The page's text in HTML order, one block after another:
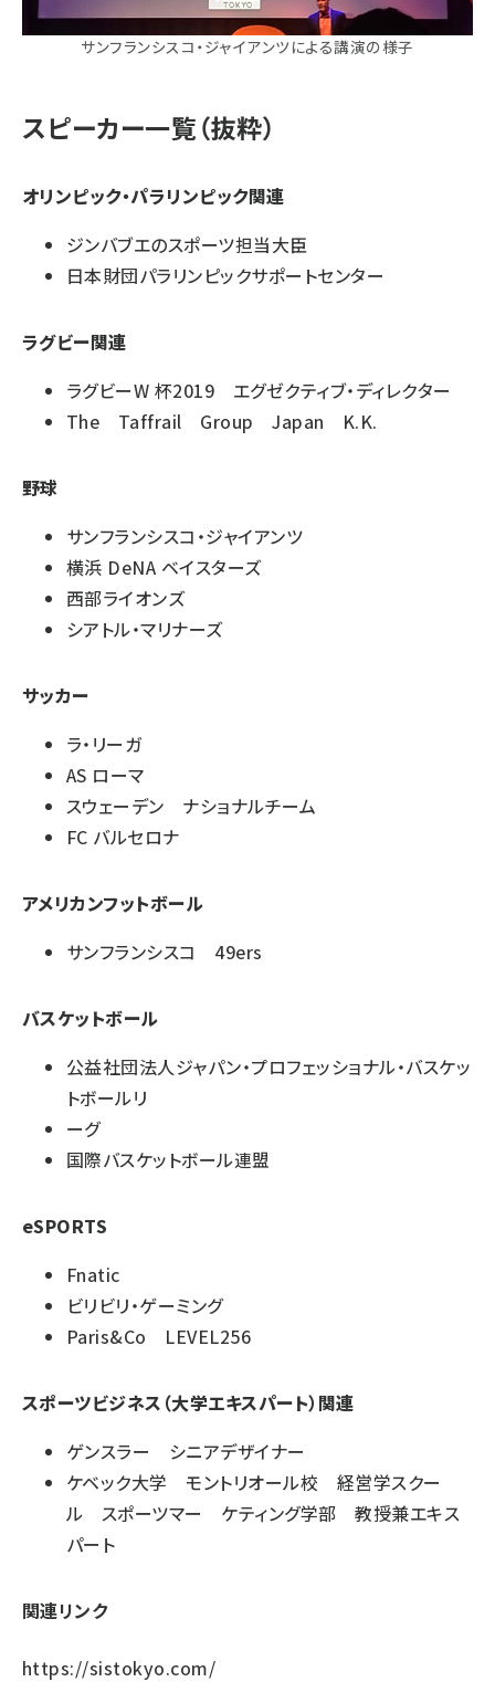
サンフランシスコ・ジャイアンツによる講演の様子
スピーカー一覧（抜粋）
オリンピック・パラリンピック関連
ジンバブエのスポーツ担当大臣
日本財団パラリンピックサポートセンター
ラグビー関連
ラグビーW 杯2019 エグゼクティブ・ディレクター
The Taffrail Group Japan K.K.
野球
サンフランシスコ・ジャイアンツ
横浜 DeNA ベイスターズ
西部ライオンズ
シアトル・マリナーズ
サッカー
ラ・リーガ
AS ローマ
スウェーデン ナショナルチーム
FC バルセロナ
アメリカンフットボール
サンフランシスコ 49ers
バスケットボール
公益社団法人ジャパン・プロフェッショナル・バスケッ
トボールリ
ーグ
国際バスケットボール連盟
eSPORTS
Fnatic
ビリビリ・ゲーミング
Paris&Co LEVEL256
スポーツビジネス（大学エキスパート）関連
ゲンスラー シニアデザイナー
ケベック大学 モントリオール校 経営学スクー
ル スポーツマー ケティング学部 教授兼エキス
パート
関連リンク
https://sistokyo.com/